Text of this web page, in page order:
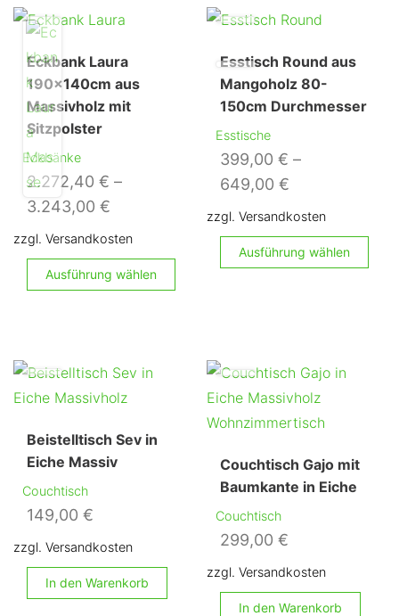
Eckbank Laura
190x140cm aus
Massivholz mit
Sitzpolster
Eckbänke
2.272,40 € –
3.243,00 €
zzgl. Versandkosten
Ausführung wählen
Dieses
Varianten
auf.
Die
können
Produktseite
gewählt
werden
Esstisch Round aus
Mangoholz 80-
150cm Durchmesser
Esstische
399,00€ –
649,00€
zzgl. Versandkosten
Ausführung wählen
Beistelltisch Sev in
Eiche Massiv
Couchtisch
149,00 €
zzgl. Versandkosten
In den Warenkorb
Couchtisch Gajo mit
Baumkante in Eiche
Couchtisch
299,00€
zzgl. Versandkosten
In den Warenkorb